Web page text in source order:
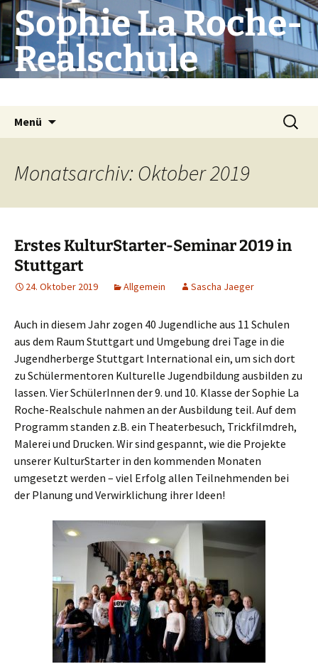
Zum
Inhalt
springen
Sophie La Roche-
Realschule
Menü
Suchen
nach:
Monatsarchiv: Oktober 2019
Erstes KulturStarter-Seminar 2019 in
Stuttgart
24. Oktober 2019 Allgemein Sascha Jaeger
Auch in diesem Jahr zogen 40 Jugendliche aus 11 Schulen
aus dem Raum Stuttgart und Umgebung drei Tage in die
Jugendherberge Stuttgart International ein, um sich dort
zu Schülermentoren Kulturelle Jugendbildung ausbilden zu
lassen. Vier SchülerInnen der 9. und 10. Klasse der Sophie La
Roche-Realschule nahmen an der Ausbildung teil. Auf dem
Programm standen z.B. ein Theaterbesuch, Trickfilmdreh,
Malerei und Drucken. Wir sind gespannt, wie die Projekte
unserer KulturStarter in den kommenden Monaten
umgesetzt werden – viel Erfolg allen Teilnehmenden bei
der Planung und Verwirklichung ihrer Ideen!